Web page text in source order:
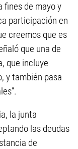
fines de mayo y
participación en
creemos que es
que una de
que incluye
y también pasa
la junta
las deudas
de